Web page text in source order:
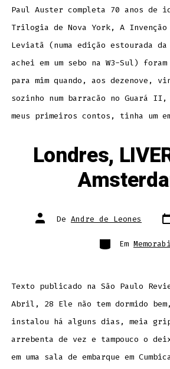
Paul Auster completa 70 anos de
Trilogia de Nova York, A
Leviatã (numa edição estourada
achei em um sebo na W3-Sul)
para mim quando, aos dezenove,
sozinho num barracão no Guará II,
meus primeiros contos, tinha um
Londres,
Autor
do De Andre de Leones do
Categorias
Em
Texto publicado na São Paulo
Abril, 28 Ele não tem dormido
instalou há alguns dias, meia
arrebenta de vez e tampouco o
em uma sala de embarque em